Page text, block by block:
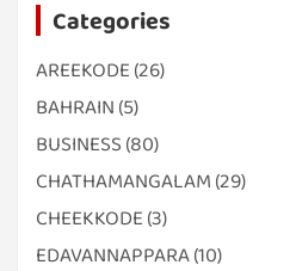
Categories
AREEKODE (26)
BAHRAIN (5)
BUSINESS (80)
CHATHAMANGALAM (29)
CHEEKKODE (3)
EDAVANNAPPARA(10)